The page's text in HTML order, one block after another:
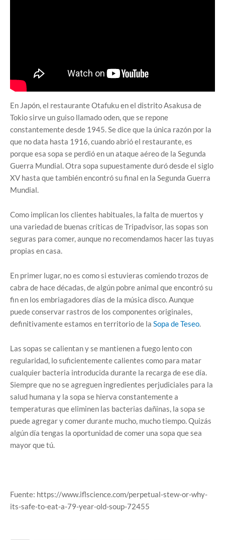
En Japón, el restaurante Otafuku en el distrito Asakusa de
Tokio sirve un guiso llamado oden, que se repone
constantemente desde 1945. Se dice que la única razón por la
que no data hasta 1916, cuando abrió el restaurante, es
porque esa sopa se perdió en un ataque aéreo de la Segunda
Guerra Mundial. Otra sopa supuestamente duró desde el siglo
XV hasta que también encontró su final en la Segunda Guerra
Mundial.
Como implican los clientes habituales, la falta de muertos y
una variedad de buenas críticas de Tripadvisor, las sopas son
seguras para comer, aunque no recomendamos hacer las tuyas
propias en casa.
En primer lugar, no es como si estuvieras comiendo trozos de
cabra de hace décadas, de algún pobre animal que encontró su
fin en los embriagadores días de la música disco. Aunque
puede conservar rastros de los componentes originales,
definitivamente estamos en territorio de la Sopa de Teseo.
Las sopas se calientan y se mantienen a fuego lento con
regularidad, lo suficientemente calientes como para matar
cualquier bacteria introducida durante la recarga de ese día.
Siempre que no se agreguen ingredientes perjudiciales para la
salud humana y la sopa se hierva constantemente a
temperaturas que eliminen las bacterias dañinas, la sopa se
puede agregar y comer durante mucho, mucho tiempo. Quizás
algún día tengas la oportunidad de comer una sopa que sea
mayor que tú.
Fuente: https://www.iflscience.com/perpetual-stew-or-why-
its-safe-to-eat-a-79-year-old-soup-72455